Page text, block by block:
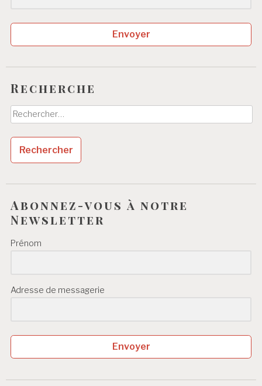
Envoyer
Recherche
Rechercher :
Abonnez-vous à notre
Newsletter
Prénom
Adresse de messagerie
Envoyer